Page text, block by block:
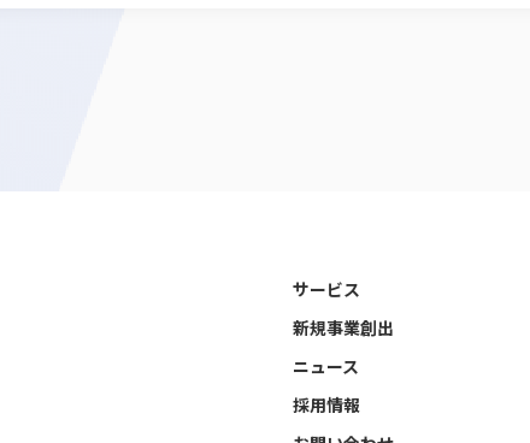
サービス
新規事業創出
ニュース
採用情報